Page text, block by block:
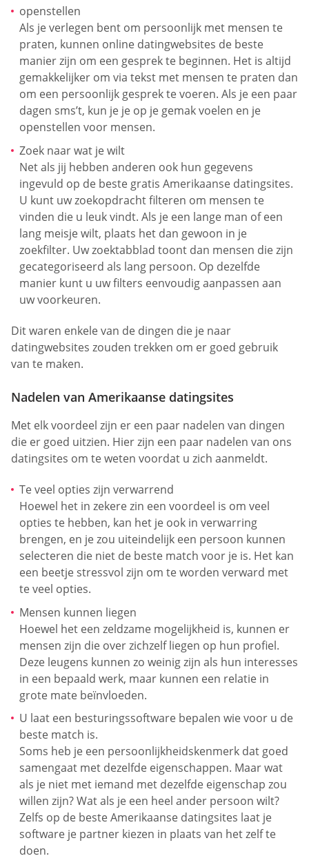
openstellen
Als je verlegen bent om persoonlijk met mensen te
praten, kunnen online datingwebsites de beste
manier zijn om een gesprek te beginnen. Het is altijd
gemakkelijker om via tekst met mensen te praten dan
om een persoonlijk gesprek te voeren. Als je een paar
dagen sms’t, kun je je op je gemak voelen en je
openstellen voor mensen.
Zoek naar wat je wilt
Net als jij hebben anderen ook hun gegevens
ingevuld op de beste gratis Amerikaanse datingsites.
U kunt uw zoekopdracht filteren om mensen te
vinden die u leuk vindt. Als je een lange man of een
lang meisje wilt, plaats het dan gewoon in je
zoekfilter. Uw zoektabblad toont dan mensen die zijn
gecategoriseerd als lang persoon. Op dezelfde
manier kunt u uw filters eenvoudig aanpassen aan
uw voorkeuren.
Dit waren enkele van de dingen die je naar
datingwebsites zouden trekken om er goed gebruik
van te maken.
Nadelen van Amerikaanse datingsites
Met elk voordeel zijn er een paar nadelen van dingen
die er goed uitzien. Hier zijn een paar nadelen van ons
datingsites om te weten voordat u zich aanmeldt.
Te veel opties zijn verwarrend
Hoewel het in zekere zin een voordeel is om veel
opties te hebben, kan het je ook in verwarring
brengen, en je zou uiteindelijk een persoon kunnen
selecteren die niet de beste match voor je is. Het kan
een beetje stressvol zijn om te worden verward met
te veel opties.
Mensen kunnen liegen
Hoewel het een zeldzame mogelijkheid is, kunnen er
mensen zijn die over zichzelf liegen op hun profiel.
Deze leugens kunnen zo weinig zijn als hun interesses
in een bepaald werk, maar kunnen een relatie in
grote mate beïnvloeden.
U laat een besturingssoftware bepalen wie voor u de
beste match is.
Soms heb je een persoonlijkheidskenmerk dat goed
samengaat met dezelfde eigenschappen. Maar wat
als je niet met iemand met dezelfde eigenschap zou
willen zijn? Wat als je een heel ander persoon wilt?
Zelfs op de beste Amerikaanse datingsites laat je
software je partner kiezen in plaats van het zelf te
doen.